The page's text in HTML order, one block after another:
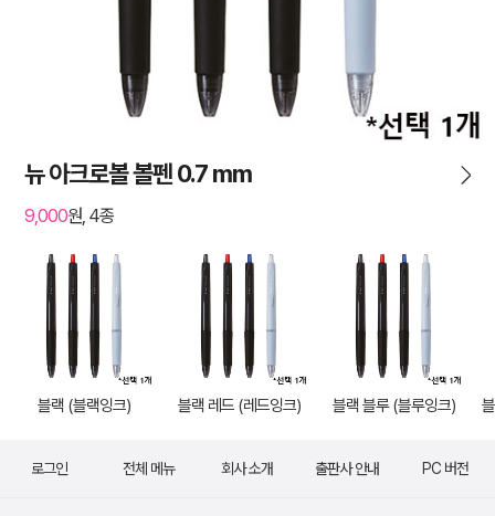
뉴 아크로볼 볼펜 0.7 mm
9,000원, 4종
블랙 (블랙잉크) 블랙 레드 (레드잉크) 블랙 블루 (블루잉크)
로그인 전체 메뉴 회사 소개 출판사 안내 PC 버전